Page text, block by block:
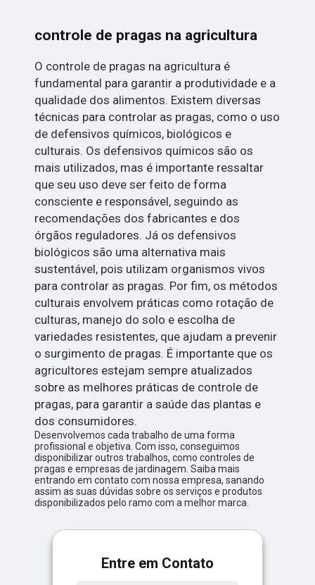
controle de pragas na agricultura
O controle de pragas na agricultura é
fundamental para garantir a produtividade e a
qualidade dos alimentos. Existem diversas
técnicas para controlar as pragas, como o uso
de defensivos químicos, biológicos e
culturais. Os defensivos químicos são os
mais utilizados, mas é importante ressaltar
que seu uso deve ser feito de forma
consciente e responsável, seguindo as
recomendações dos fabricantes e dos
órgãos reguladores. Já os defensivos
biológicos são uma alternativa mais
sustentável, pois utilizam organismos vivos
para controlar as pragas. Por fim, os métodos
culturais envolvem práticas como rotação de
culturas, manejo do solo e escolha de
variedades resistentes, que ajudam a prevenir
o surgimento de pragas. É importante que os
agricultores estejam sempre atualizados
sobre as melhores práticas de controle de
pragas, para garantir a saúde das plantas e
dos consumidores.
Desenvolvemos cada trabalho de uma forma
profissional e objetiva. Com isso, conseguimos
disponibilizar outros trabalhos, como controles de
pragas e empresas de jardinagem. Saiba mais
entrando em contato com nossa empresa, sanando
assim as suas dúvidas sobre os serviços e produtos
disponibilizados pelo ramo com a melhor marca.
Entre em Contato